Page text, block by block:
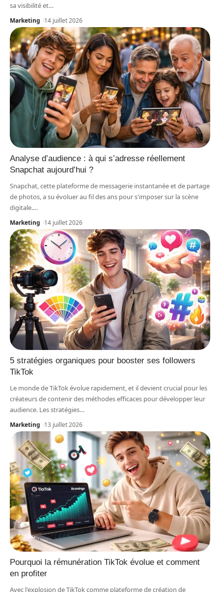
sa visibilité et…
Marketing 14 juillet 2026
Analyse d’audience : à qui s’adresse réellement
Snapchat aujourd’hui ?
Snapchat, cette plateforme de messagerie instantanée et de partage
de photos, a su évoluer au fil des ans pour s'imposer sur la scène
digitale.…
Marketing 14 juillet 2026
5 stratégies organiques pour booster ses followers
TikTok
Le monde de TikTok évolue rapidement, et il devient crucial pour les
créateurs de contenir des méthodes efficaces pour développer leur
audience. Les stratégies…
Marketing 13 juillet 2026
Pourquoi la rémunération TikTok évolue et comment
en profiter
Avec l'explosion de TikTok comme plateforme de création de